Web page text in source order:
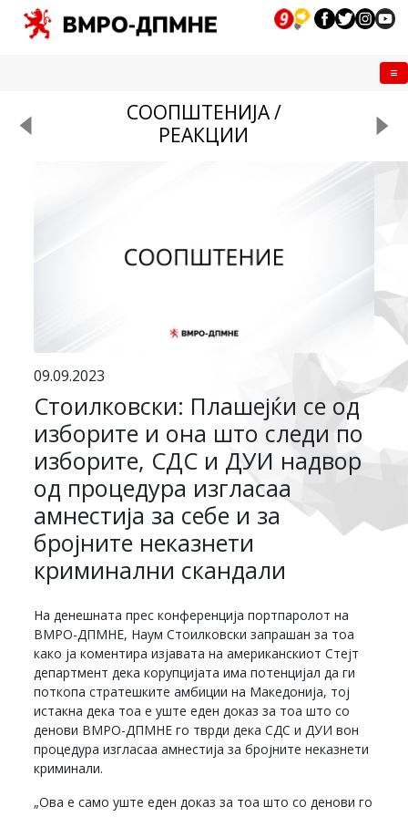
СООПШТЕНИЈА /
РЕАКЦИИ
09.09.2023
Стоилковски: Плашејќи се од
изборите и она што следи по
изборите, СДС и ДУИ надвор
од процедура изгласаа
амнестија за себе и за
бројните неказнети
криминални скандали
На денешната прес конференција портпаролот на
ВМРО-ДПМНЕ, Наум Стоилковски запрашан за тоа
како ја коментира изјавата на американскиот Стејт
департмент дека корупцијата има потенцијал да ги
поткопа стратешките амбиции на Македонија, тој
истакна дека тоа е уште еден доказ за тоа што со
денови ВМРО-ДПМНЕ го тврди дека СДС и ДУИ вон
процедура изгласаа амнестија за бројните неказнети
криминали.
„Ова е само уште еден доказ за тоа што со денови го